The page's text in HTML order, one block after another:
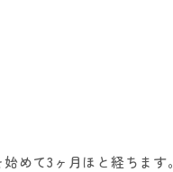
めて3ヶ月ほと経ちます。